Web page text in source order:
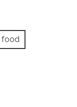
food